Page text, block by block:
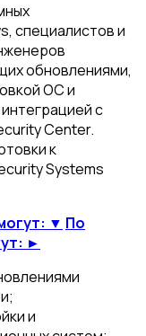
специалистов и
обновлениями,
ОС и
с
Center.
к
Systems
▼ По
►
и